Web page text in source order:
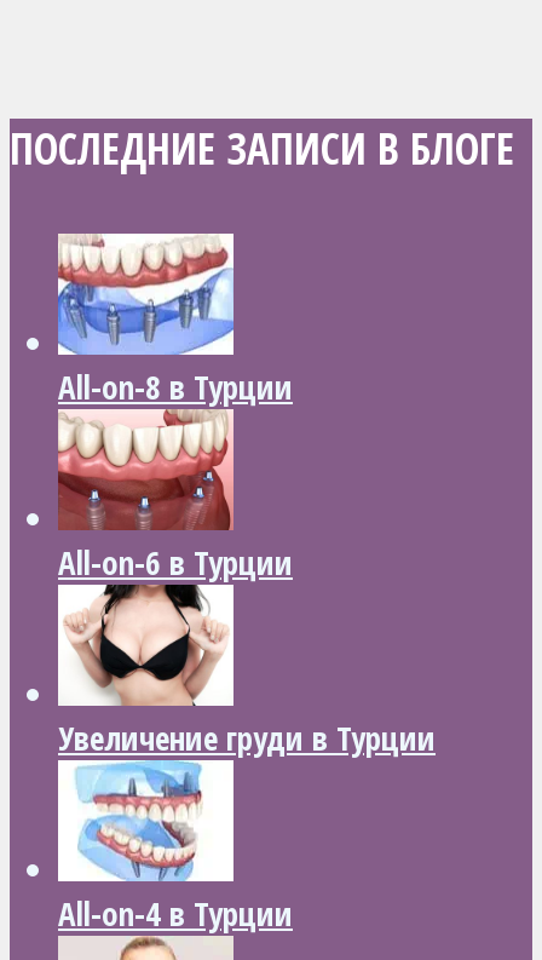
ПОСЛЕДНИЕ ЗАПИСИ В БЛОГЕ
All-on-8 в Турции
All-on-6 в Турции
Увеличение груди в Турции
All-on-4 в Турции